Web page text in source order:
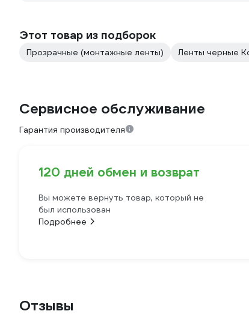
Этот товар из подборок
Прозрачные (монтажные ленты) Ленты черные
Сервисное обслуживание
Гарантия производителя
120 дней обмен и возврат
Вы можете вернуть товар, который не
был использован
Подробнее
Отзывы